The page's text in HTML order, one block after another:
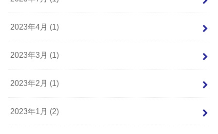
2023年4月 (1)
2023年3月 (1)
2023年2月 (1)
2023年1月 (2)